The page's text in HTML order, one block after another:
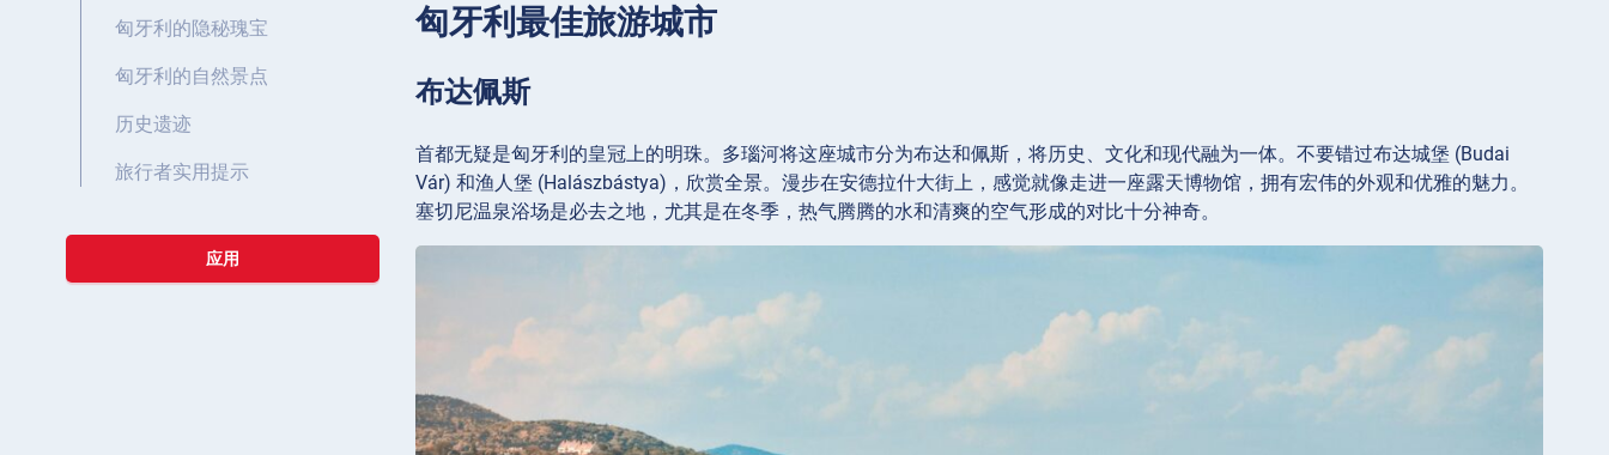
匈牙利的隐秘瑰宝
匈牙利的自然景点
历史遗迹
旅行者实用提示
应用
匈牙利最佳旅游城市
布达佩斯
首都无疑是匈牙利的皇冠上的明珠。多瑙河将这座城市分为布达和佩斯，将历史、文化和现代融为一体。不要错过布达城堡 (Budai
Vár) 和渔人堡 (Halászbástya)，欣赏全景。漫步在安德拉什大街上，感觉就像走进一座露天博物馆，拥有宏伟的外观和优雅的魅力。
塞切尼温泉浴场是必去之地，尤其是在冬季，热气腾腾的水和清爽的空气形成的对比十分神奇。